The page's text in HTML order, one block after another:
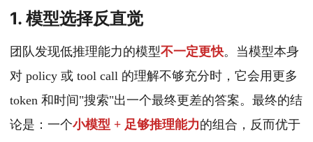
1. 模型选择反直觉
团队发现低推理能力的模型不一定更快。当模型本身
对 policy 或 tool call 的理解不够充分时，它会用更多
token 和时间"搜索"出一个最终更差的答案。最终的结
论是：一个小模型 + 足够推理能力的组合，反而优于